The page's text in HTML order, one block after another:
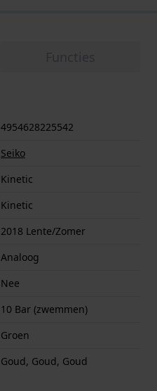
4954628225542
Seiko
Kinetic
Kinetic
2018 Lente/Zomer
Analoog
Nee
10 Bar (zwemmen)
Groen
Goud, Goud, Goud